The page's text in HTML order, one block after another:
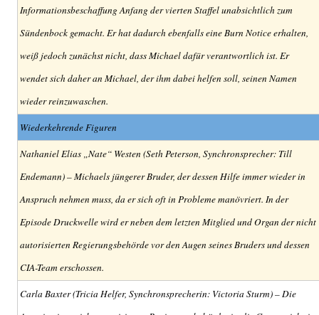
Informationsbeschaffung Anfang der vierten Staffel unabsichtlich zum
Sündenbock gemacht. Er hat dadurch ebenfalls eine Burn Notice erhalten,
weiß jedoch zunächst nicht, dass Michael dafür verantwortlich ist. Er
wendet sich daher an Michael, der ihm dabei helfen soll, seinen Namen
wieder reinzuwaschen.
Wiederkehrende Figuren
Nathaniel Elias „Nate“ Westen (Seth Peterson, Synchronsprecher: Till
Endemann) – Michaels jüngerer Bruder, der dessen Hilfe immer wieder in
Anspruch nehmen muss, da er sich oft in Probleme manövriert. In der
Episode Druckwelle wird er neben dem letzten Mitglied und Organ der nicht
autorisierten Regierungsbehörde vor den Augen seines Bruders und dessen
CIA-Team erschossen.
Carla Baxter (Tricia Helfer, Synchronsprecherin: Victoria Sturm) – Die